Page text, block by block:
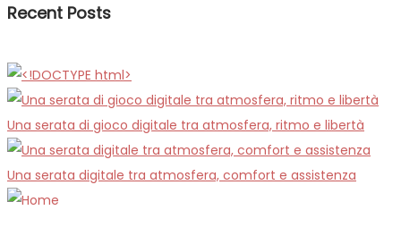
Recent Posts
Una serata di gioco digitale tra atmosfera, ritmo e libertà
Una serata digitale tra atmosfera, comfort e assistenza